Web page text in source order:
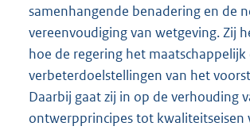
samenhangende benadering en de
vereenvoudiging van wetgeving. Zij
hoe de regering het maatschappelijk
verbeterdoelstellingen van het
Daarbij gaat zij in op de verhouding
ontwerpprincipes tot kwaliteitseisen